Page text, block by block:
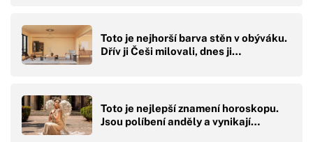
Toto je nejhorší barva stěn v obýváku.
Dřív ji Češi milovali, dnes ji…
Toto je nejlepší znamení horoskopu.
Jsou políbení anděly a vynikají…